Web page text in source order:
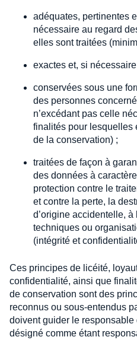
adéquates, pertinentes
nécessaire au regard
elles sont traitées
exactes et, si
conservées sous une
des personnes
n’excédant pas celle
finalités pour lesquelles
de la conservation) ;
traitées de façon à
des données à
protection contre le
et contre la perte, la
d’origine accidentelle, à
techniques ou
(intégrité et
Ces principes de licéité,
confidentialité, ainsi que
de conservation sont des
reconnus ou sous-entendus
doivent guider le responsable
désigné comme étant